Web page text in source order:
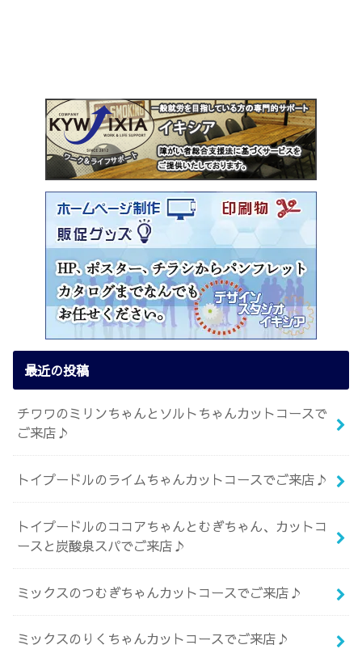
最近の投稿
チワワのミリンちゃんとソルトちゃんカットコースで
ご来店♪
トイプードルのライムちゃんカットコースでご来店♪
トイプードルのココアちゃんとむぎちゃん、カットコ
ースと炭酸泉スパでご来店♪
ミックスのつむぎちゃんカットコースでご来店♪
ミックスのりくちゃんカットコースでご来店♪